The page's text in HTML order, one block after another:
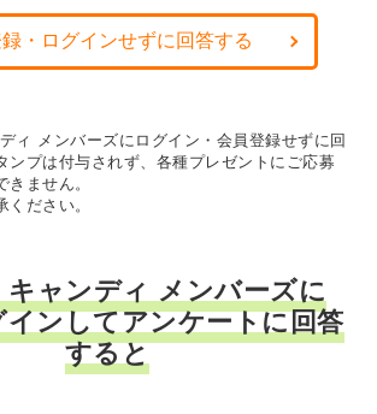
・ログインせずに回答する
ィ メンバーズにログイン・会員登録せずに回
ンプは付与されず、各種プレゼントにご応募
きません。
ください。
ャンディ メンバーズに
インしてアンケートに回答
すると